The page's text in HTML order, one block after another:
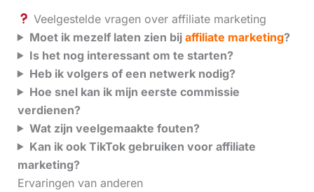
Veelgestelde vragen over affiliate marketing
Moet ik mezelf laten zien bij affiliate marketing?
Is het nog interessant om te starten?
Heb ik volgers of een netwerk nodig?
Hoe snel kan ik mijn eerste commissie
verdienen?
Wat zijn veelgemaakte fouten?
Kan ik ook TikTok gebruiken voor affiliate
marketing?
Ervaringen van anderen